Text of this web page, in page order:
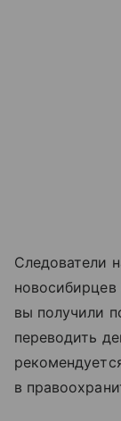
Следователи
вы получили
переводить
в